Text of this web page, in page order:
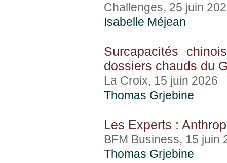
Challenges, 25 juin
Isabelle Méjean
Surcapacités
dossiers chauds du
La Croix, 15 juin 2026
Thomas Grjebine
Les Experts :
BFM Business, 15 juin
Thomas Grjebine